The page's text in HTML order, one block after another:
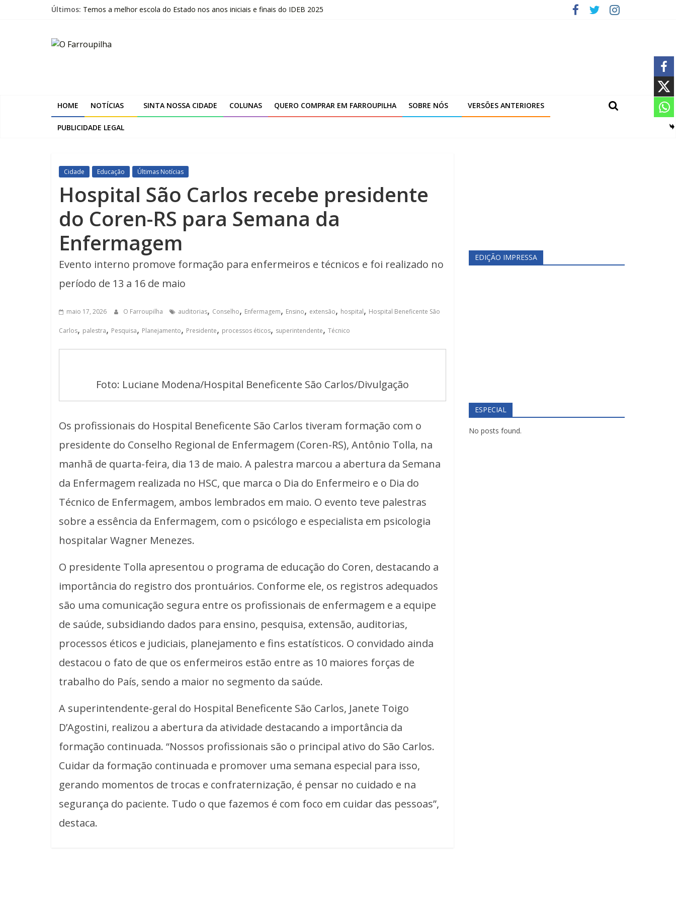
Últimos: Temos a melhor escola do Estado nos anos iniciais e finais do IDEB 2025
A despedida de Heitor Marcelino Arruda
O
Nossa
Cidade
HOME NOTÍCIAS SINTA NOSSA CIDADE COLUNAS QUERO COMPRAR EM FARROUPILHA SOBRE NÓS VERSÕES ANTERIORES
PUBLICIDADE LEGAL
Cidade Educação Últimas Notícias
Hospital São Carlos recebe presidente
do Coren-RS para Semana da
Enfermagem
Evento interno promove formação para enfermeiros e técnicos e foi realizado no
período de 13 a 16 de maio
maio 17, 2026 O Farroupilha auditorias, Conselho, Enfermagem, Ensino, extensão, hospital, Hospital Beneficente São
Carlos, palestra, Pesquisa, Planejamento, Presidente, processos éticos, superintendente, Técnico
Foto: Luciane Modena/Hospital Beneficente São Carlos/Divulgação
Os profissionais do Hospital Beneficente São Carlos tiveram formação com o
presidente do Conselho Regional de Enfermagem (Coren-RS), Antônio Tolla, na
manhã de quarta-feira, dia 13 de maio. A palestra marcou a abertura da Semana
da Enfermagem realizada no HSC, que marca o Dia do Enfermeiro e o Dia do
Técnico de Enfermagem, ambos lembrados em maio. O evento teve palestras
sobre a essência da Enfermagem, com o psicólogo e especialista em psicologia
hospitalar Wagner Menezes.
O presidente Tolla apresentou o programa de educação do Coren, destacando a
importância do registro dos prontuários. Conforme ele, os registros adequados
são uma comunicação segura entre os profissionais de enfermagem e a equipe
de saúde, subsidiando dados para ensino, pesquisa, extensão, auditorias,
processos éticos e judiciais, planejamento e fins estatísticos. O convidado ainda
destacou o fato de que os enfermeiros estão entre as 10 maiores forças de
trabalho do País, sendo a maior no segmento da saúde.
A superintendente-geral do Hospital Beneficente São Carlos, Janete Toigo
D’Agostini, realizou a abertura da atividade destacando a importância da
formação continuada. “Nossos profissionais são o principal ativo do São Carlos.
Cuidar da formação continuada e promover uma semana especial para isso,
gerando momentos de trocas e confraternização, é pensar no cuidado e na
segurança do paciente. Tudo o que fazemos é com foco em cuidar das pessoas”,
destaca.
EDIÇÃO IMPRESSA
ESPECIAL
No posts found.